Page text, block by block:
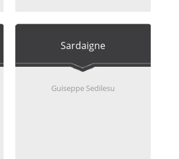
Sardaigne
Guiseppe Sedilesu